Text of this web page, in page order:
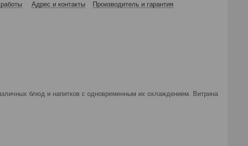
Адрес и контакты Производитель и гарантия
блюд и напитков с одновременным их охлаждением. Витрина